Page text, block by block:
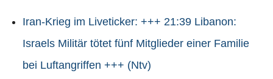
Iran-Krieg im Liveticker: +++ 21:39 Libanon:
Israels Militär tötet fünf Mitglieder einer Familie
bei Luftangriffen +++ (Ntv)